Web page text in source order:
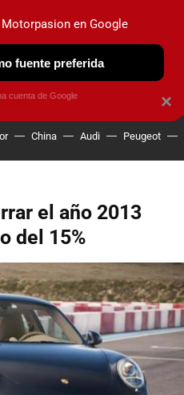
OBSERVATORIO
China Audi Peugeot
el año 2013
del 15%
×
en Google
fuente preferida
cuenta de Google